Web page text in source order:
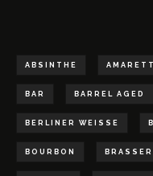
ABSINTHE
BAR BARREL AGED
BERLINER WEISSE
BOURBON